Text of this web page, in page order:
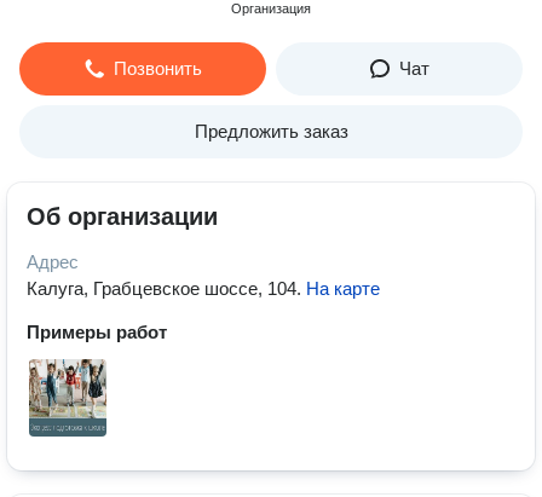
Организация
Позвонить Чат
Предложить заказ
Об организации
Адрес
Калуга, Грабцевское шоссе, 104. На карте
Примеры работ